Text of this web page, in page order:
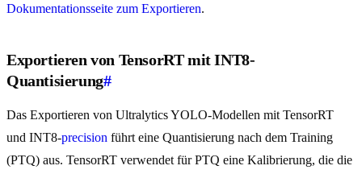
Dokumentationsseite zum Exportieren.
Exportieren von TensorRT mit INT8-
Quantisierung#
Das Exportieren von Ultralytics YOLO-Modellen mit TensorRT
und INT8-precision führt eine Quantisierung nach dem Training
(PTQ) aus. TensorRT verwendet für PTQ eine Kalibrierung, die die